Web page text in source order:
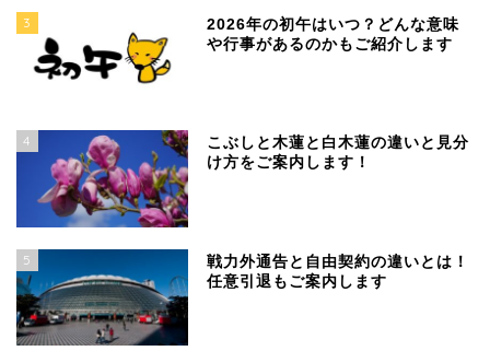
3
2026年の初午はいつ？どんな意味
や行事があるのかもご紹介します
4
こぶしと木蓮と白木蓮の違いと見分
け方をご案内します！
5
戦力外通告と自由契約の違いとは！
任意引退もご案内します